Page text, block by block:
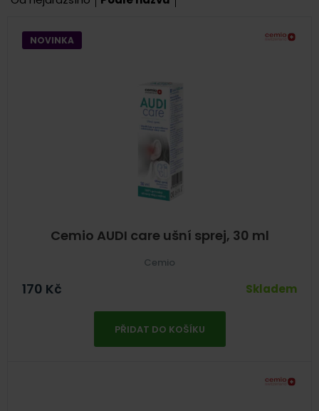
Cemio AUDI care ušní sprej, 30 ml
NOVINKA
Cemio
170 Kč Skladem
PŘIDAT DO KOŠÍKU